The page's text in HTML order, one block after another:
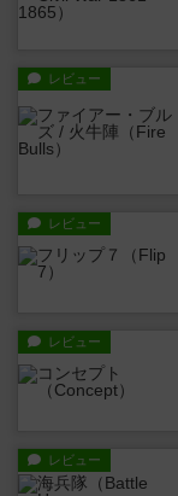
レビュー
レビュー
レビュー
レビュー